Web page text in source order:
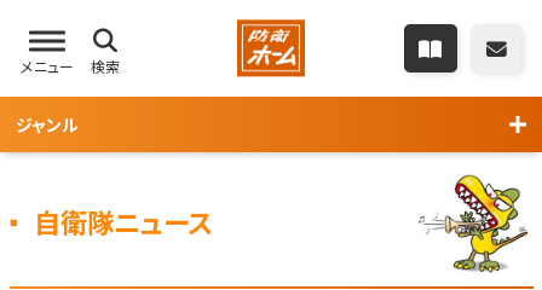
メニュー 検索
ジャンル
自衛隊ニュース